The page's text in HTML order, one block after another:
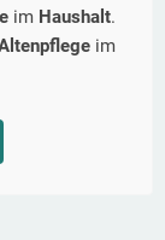
im Haushalt.
im